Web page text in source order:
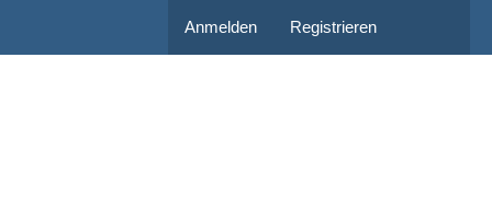
Anmelden Registrieren